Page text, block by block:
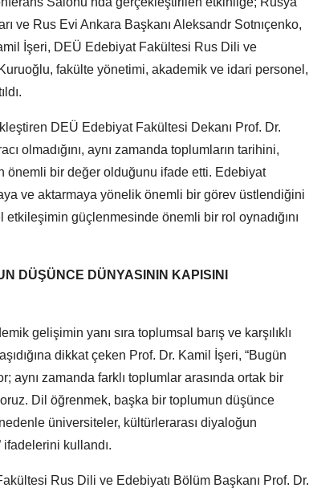
ve Rus Evi Ankara Başkanı Aleksandr Sotnıçenko,
İşeri, DEÜ Edebiyat Fakültesi Rus Dili ve
fakülte yönetimi, akademik ve idari personel,
DEÜ Edebiyat Fakültesi Dekanı Prof. Dr.
olmadığını, aynı zamanda toplumların tarihini,
önemli bir değer olduğunu ifade etti. Edebiyat
ve aktarmaya yönelik önemli bir görev üstlendiğini
güçlenmesinde önemli bir rol oynadığını
DÜŞÜNCE DÜNYASININ KAPISINI
gelişimin yanı sıra toplumsal barış ve karşılıklı
dikkat çeken Prof. Dr. Kamil İşeri, “Bugün
aynı zamanda farklı toplumlar arasında ortak bir
Dil öğrenmek, başka bir toplumun düşünce
üniversiteler, kültürlerarası diyaloğun
kullandı.
Rus Dili ve Edebiyatı Bölüm Başkanı Prof. Dr.